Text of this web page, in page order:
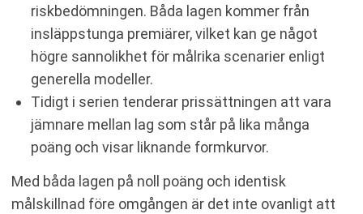
riskbedömningen. Båda lagen kommer från
insläppstunga premiärer, vilket kan ge något
högre sannolikhet för målrika scenarier enligt
generella modeller.
Tidigt i serien tenderar prissättningen att vara
jämnare mellan lag som står på lika många
poäng och visar liknande formkurvor.
Med båda lagen på noll poäng och identisk
målskillnad före omgången är det inte ovanligt att